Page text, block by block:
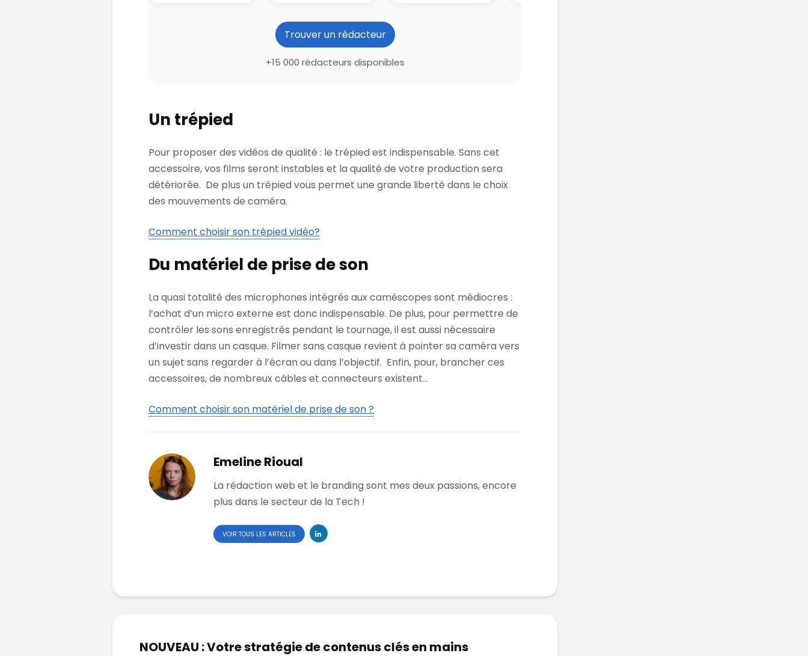
Trouver un rédacteur
+15 000 rédacteurs disponibles
Un trépied
Pour proposer des vidéos de qualité : le trépied est indispensable. Sans cet
accessoire, vos films seront instables et la qualité de votre production sera
détériorée. De plus un trépied vous permet une grande liberté dans le choix
des mouvements de caméra.
Comment choisir son trépied vidéo?
Du matériel de prise de son
La quasi totalité des microphones intégrés aux caméscopes sont médiocres :
l’achat d’un micro externe est donc indispensable. De plus, pour permettre de
contrôler les sons enregistrés pendant le tournage, il est aussi nécessaire
d’investir dans un casque. Filmer sans casque revient à pointer sa caméra vers
un sujet sans regarder à l’écran ou dans l’objectif. Enfin, pour, brancher ces
accessoires, de nombreux câbles et connecteurs existent…
Comment choisir son matériel de prise de son ?
Emeline Rioual
La rédaction web et le branding sont mes deux passions, encore
plus dans le secteur de la Tech !
VOIR TOUS LES ARTICLES
NOUVEAU : Votre stratégie de contenus clés en mains